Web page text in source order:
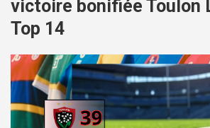
victoire bonifiée Toulon
Top 14